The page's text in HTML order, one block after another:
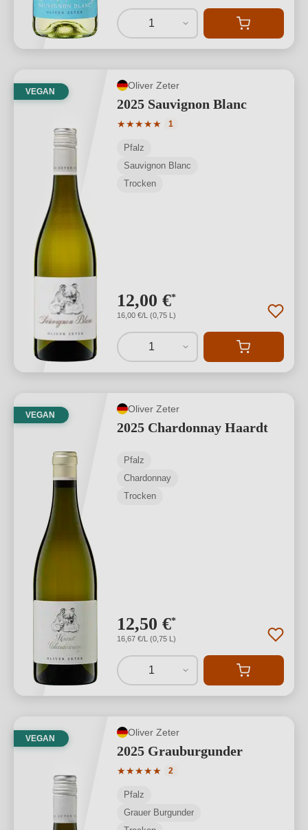
1
VEGAN
Oliver Zeter
2025 Sauvignon Blanc
★★★★★
Durchschnittliche Bewertung von 5
1
Pfalz
Sauvignon Blanc
Trocken
12,00 €*
16,00 €/L (0,75 L)
1
VEGAN
Oliver Zeter
2025 Chardonnay Haardt
Pfalz
Chardonnay
Trocken
12,50 €*
16,67 €/L (0,75 L)
1
VEGAN
Oliver Zeter
2025 Grauburgunder
★★★★★
Durchschnittliche Bewertung von 5
2
Pfalz
Grauer Burgunder